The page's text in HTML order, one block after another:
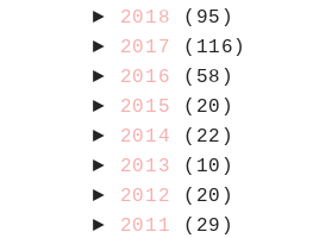
► 2018 (95)
► 2017 (116)
► 2016 (58)
► 2015 (20)
► 2014 (22)
► 2013 (10)
► 2012 (20)
► 2011 (29)